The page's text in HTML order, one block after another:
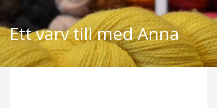
innehåll
Ett varv till med Anna